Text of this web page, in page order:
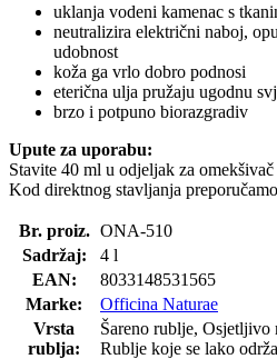
uklanja vodeni kamenac s
neutralizira električni naboj,
udobnost
koža ga vrlo dobro podnosi
eterična ulja pružaju ugodnu
brzo i potpuno biorazgradiv
Upute za uporabu:
Stavite 40 ml u odjeljak za
Kod direktnog stavljanja
Br. proiz. ONA-510
Sadržaj:
4 l
EAN:
8033148531565
Marke:
Officina Naturae
Vrsta
rublja:
Šareno rublje,
Rublje koje se lako